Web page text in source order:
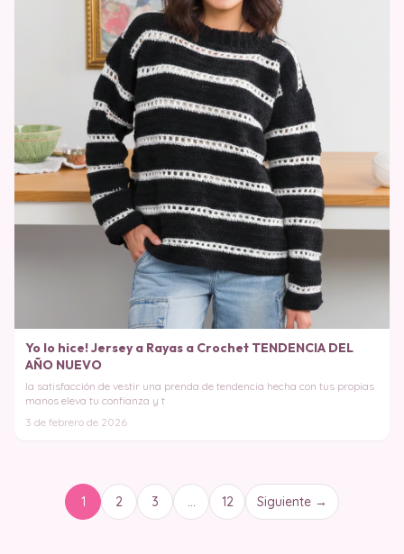
Yo lo hice! Jersey a Rayas a Crochet TENDENCIA DEL
AÑO NUEVO
la satisfacción de vestir una prenda de tendencia hecha con tus propias
manos eleva tu confianza y t
3 de febrero de 2026
1 2 3 … 12 Siguiente →